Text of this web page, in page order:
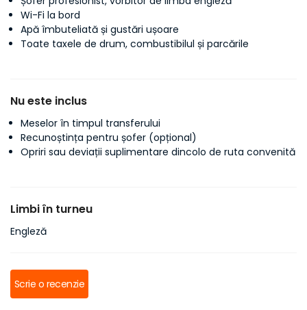
Wi-Fi la bord
Apă îmbuteliată și gustări ușoare
Toate taxele de drum, combustibilul și parcările
Nu este inclus
Meselor în timpul transferului
Recunoștința pentru șofer (opțional)
Opriri sau deviații suplimentare dincolo de ruta convenită
Limbi în turneu
Engleză
Scrie o recenzie